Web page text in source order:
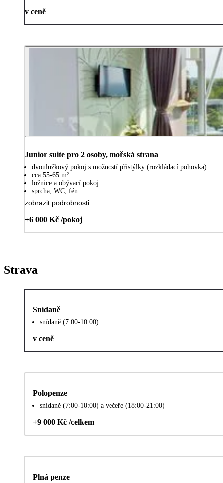
v ceně
Junior suite pro 2 osoby, mořská strana
dvoulůžkový pokoj s možností přistýlky (rozkládací pohovka)
cca 55-65 m²
ložnice a obývací pokoj
sprcha, WC, fén
zobrazit podrobnosti
+6 000 Kč /pokoj
Strava
Snídaně
snídaně (7:00-10:00)
v ceně
Polopenze
snídaně (7:00-10:00) a večeře (18:00-21:00)
+9 000 Kč /celkem
Plná penze